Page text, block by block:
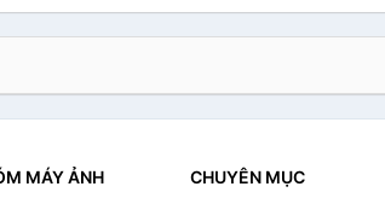
MÁY ẢNH CHUYÊN MỤC